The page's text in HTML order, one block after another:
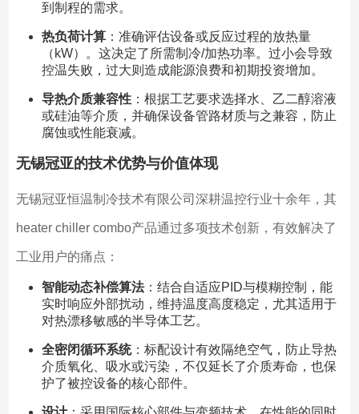
到制程的需求。
热负荷计算：准确评估设备或反应过程的放热量
（kW）。这决定了所需制冷/加热功率。过小会导致
控温失败，过大则造成能源浪费和初期投资增加。
导热介质兼容性：根据工艺要求选择水、乙二醇溶液
或硅油等介质，并确保设备管路材质与之兼容，防止
腐蚀或性能衰减。
无锡冠亚的技术优势与价值体现
无锡冠亚恒温制冷技术有限公司深耕温控行业十余年，其
heater chiller combo产品通过多项技术创新，有效解决了
工业用户的痛点：
智能动态补偿算法：结合自适应PID与模糊控制，能
实时响应外部扰动，维持温度高度稳定，尤其适用于
对热漂移敏感的半导体工艺。
全密闭循环系统：标配设计有效隔绝空气，防止导热
介质氧化、吸水或污染，不仅延长了介质寿命，也保
护了被控设备的核心部件。